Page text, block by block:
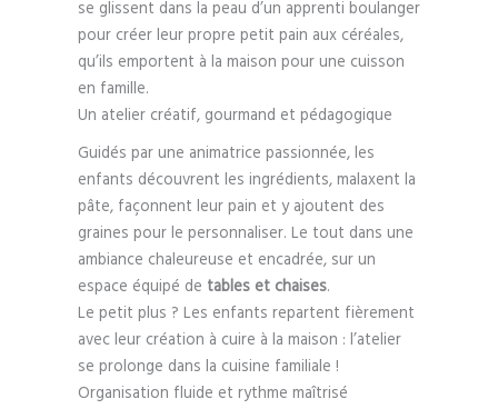
se glissent dans la peau d’un apprenti boulanger
pour créer leur propre petit pain aux céréales,
qu’ils emportent à la maison pour une cuisson
en famille.
Un atelier créatif, gourmand et pédagogique
Guidés par une animatrice passionnée, les
enfants découvrent les ingrédients, malaxent la
pâte, façonnent leur pain et y ajoutent des
graines pour le personnaliser. Le tout dans une
ambiance chaleureuse et encadrée, sur un
espace équipé de tables et chaises.
Le petit plus ? Les enfants repartent fièrement
avec leur création à cuire à la maison : l’atelier
se prolonge dans la cuisine familiale !
Organisation fluide et rythme maîtrisé